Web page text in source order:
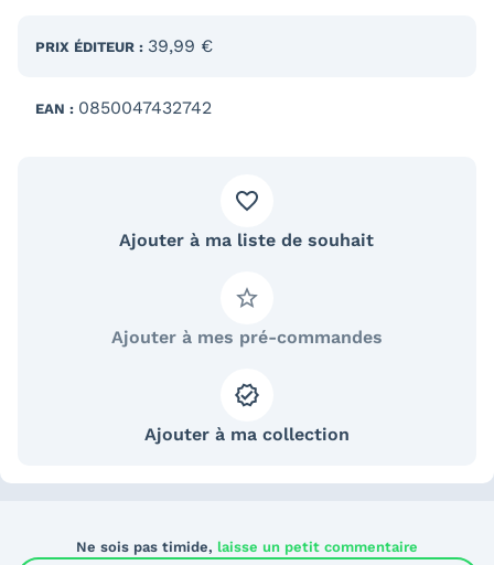
PRIX ÉDITEUR : 39,99 €
EAN : 0850047432742
Ajouter à ma liste de souhait
Ajouter à mes pré-commandes
Ajouter à ma collection
Ne sois pas timide, laisse un petit commentaire